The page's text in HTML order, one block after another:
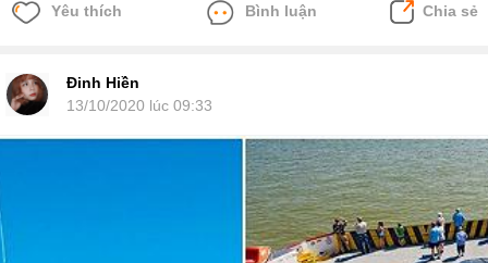
Yêu thích Bình luận Chia sẻ
Đinh Hiền
13/10/2020 lúc 09:33